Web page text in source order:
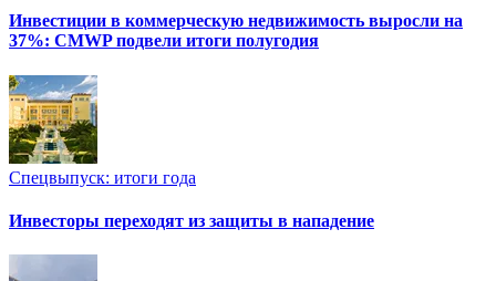
Инвестиции в коммерческую недвижимость выросли на
37%: CMWP подвели итоги полугодия
Спецвыпуск: итоги года
Инвесторы переходят из защиты в нападение